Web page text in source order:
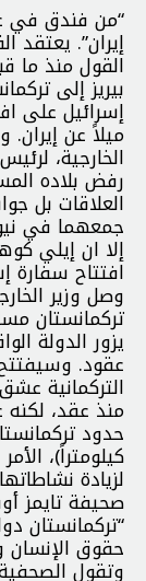
“من فندق في
إيران”. يعتقد
القول منذ ما
ميلاً عن
الخارجية،
رفض بلاده
العلاقات بل
إلا ان إيلي
افتتاح سفارة
وصل وزير
تركمانستان
يزور الدولة
عقود.
التركمانية
منذ عقد،
كيلومتراً)،
لزيادة
صحيفة تايمز
“تركمانستان
حقوق الإنسان
وتقول